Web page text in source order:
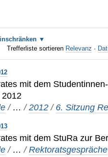
Trefferliste sortieren Relevanz ·
mit dem
2012
/ …/2012 / 6. Sitzung
mit dem StuRa zur
/ …/Rektoratsgespräche